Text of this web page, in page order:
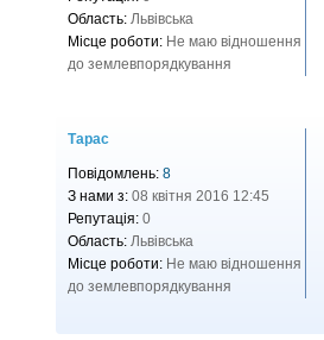
Область: Львівська
Місце роботи: Не маю відношення
до землевпорядкування
Тарас
Повідомлень: 8
З нами з: 08 квітня 2016 12:45
Репутація: 0
Область: Львівська
Місце роботи: Не маю відношення
до землевпорядкування